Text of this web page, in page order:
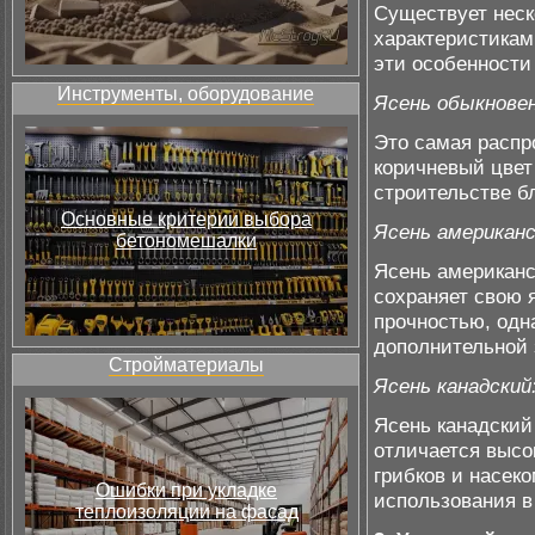
Инструменты, оборудование
Основные критерии выбора
бетономешалки
Стройматериалы
Ошибки при укладке
теплоизоляции на фасад
Существует
эти
Ясень
Это самая
коричневый
строительстве
Ясень
Ясень
сохраняет свою
прочностью,
Ясень
Ясень
отличается
грибков и
использования